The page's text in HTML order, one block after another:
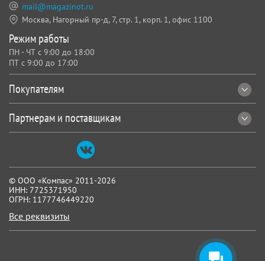
© ООО «Компас» 2011-2026
ИНН: 7725371950
ОГРН: 1177746449220
Все реквизиты
Покупателям
Партнерам и поставщикам
mail@magazinot.ru
Москва, Нагорный пр-д, 7, стр. 1, корп. 1, офис 1100
Режим работы
ПН - ЧТ с 9:00 до 18:00
ПТ с 9:00 до 17:00